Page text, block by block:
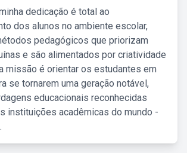
dedicação é total ao
dos alunos no ambiente escolar,
pedagógicos que priorizam
e são alimentados por criatividade
missão é orientar os estudantes em
se tornarem uma geração notável,
educacionais reconhecidas
instituições acadêmicas do mundo -